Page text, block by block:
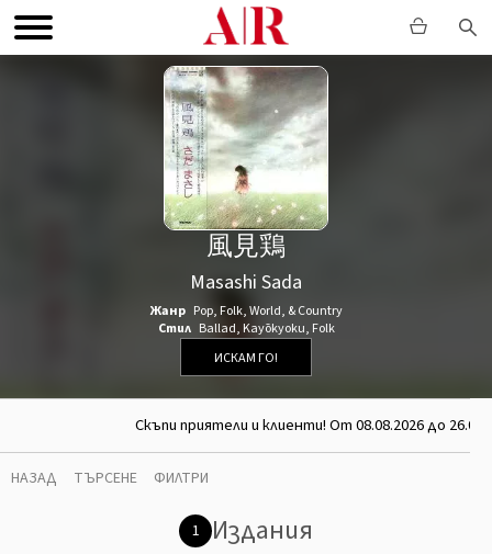
風見鶏
Masashi Sada
Жанр Pop,Folk, World, & Country
Стил Ballad, Kayōkyoku, Folk
ИСКАМ ГО!
Скъпи приятели и клиенти! От 08.08.2026 до
НАЗАД ТЪРСЕНЕ ФИЛТРИ
1 Издания